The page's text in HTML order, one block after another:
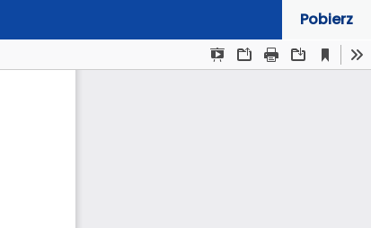
Pobierz